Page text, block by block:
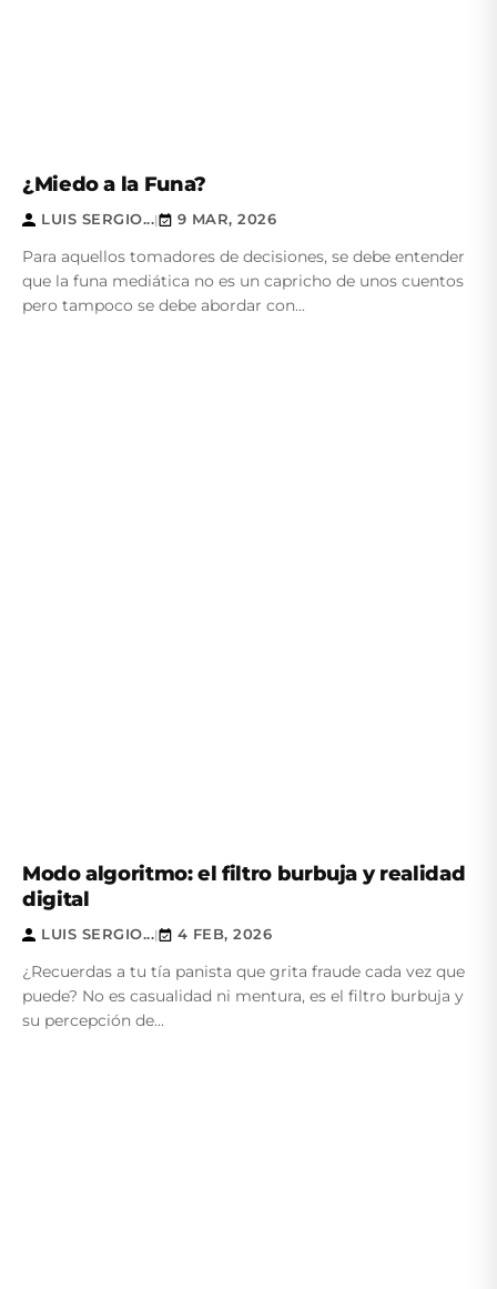
¿Miedo a la Funa?
LUIS SERGIO...| 9 MAR, 2026
Para aquellos tomadores de decisiones, se debe entender
que la funa mediática no es un capricho de unos cuentos
pero tampoco se debe abordar con...
Modo algoritmo: el filtro burbuja y realidad
digital
LUIS SERGIO...| 4 FEB, 2026
¿Recuerdas a tu tía panista que grita fraude cada vez que
puede? No es casualidad ni mentura, es el filtro burbuja y
su percepción de...